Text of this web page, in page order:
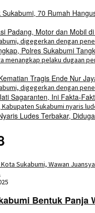
70 Rumah
Padang, Motor dan Mobil
Polres Sukabumi
Tragis Ende Nur
Sagaranten, Ini Fakta-
Ludes Terbakar,
Bentuk Panja